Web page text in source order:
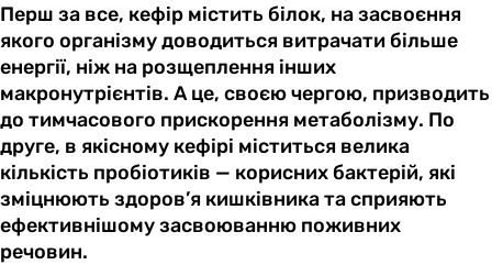
Перш за все, кефір містить білок, на засвоєння
якого організму доводиться витрачати більше
енергії, ніж на розщеплення інших
макронутрієнтів. А це, своєю чергою, призводить
до тимчасового прискорення метаболізму. По
друге, в якісному кефірі міститься велика
кількість пробіотиків — корисних бактерій, які
зміцнюють здоров’я кишківника та сприяють
ефективнішому засвоюванню поживних
речовин.